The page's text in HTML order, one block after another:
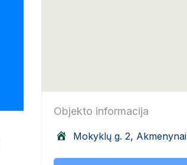
Objekto informacija
Mokyklų g. 2, Akmenynai